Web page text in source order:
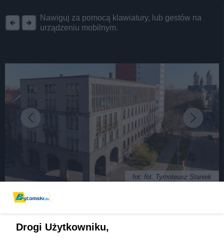
Nawiguj za pomocą klawiatury, lub gestów na
urządzeniu mobilnym.
fot: fot. Tymoteusz Staniek
Bytomiu będzie miał nowego właściciela?
Drogi Użytkowniku,